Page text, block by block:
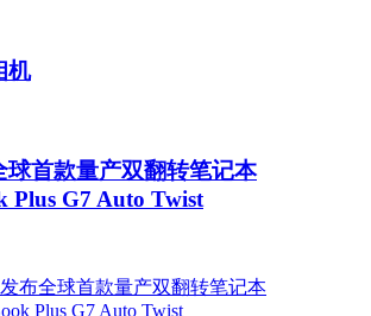
机
球首款量产双翻转笔记本
Plus G7 Auto Twist